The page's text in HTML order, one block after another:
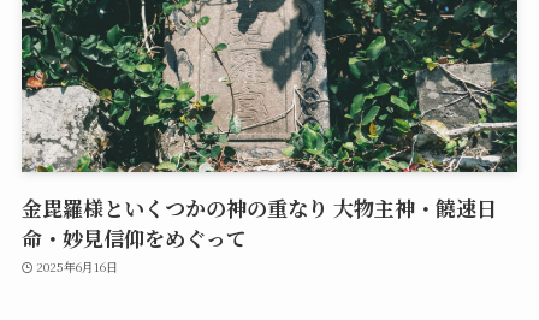
金毘羅様といくつかの神の重なり 大物主神・饒速日
命・妙見信仰をめぐって
2025年6月16日